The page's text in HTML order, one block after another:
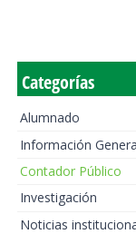
Categorías
Alumnado
Información
Contador Público
Investigación
Noticias